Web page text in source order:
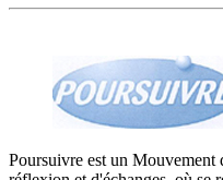
Poursuivre est un Mouvement